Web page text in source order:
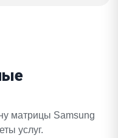
матрицы Samsung
услуг.